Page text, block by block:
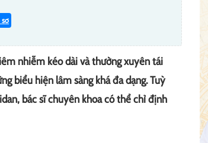
sơ
nhiễm kéo dài và thường xuyên tái
biểu hiện lâm sàng khá đa dạng. Tuỳ
bác sĩ chuyên khoa có thể chỉ định